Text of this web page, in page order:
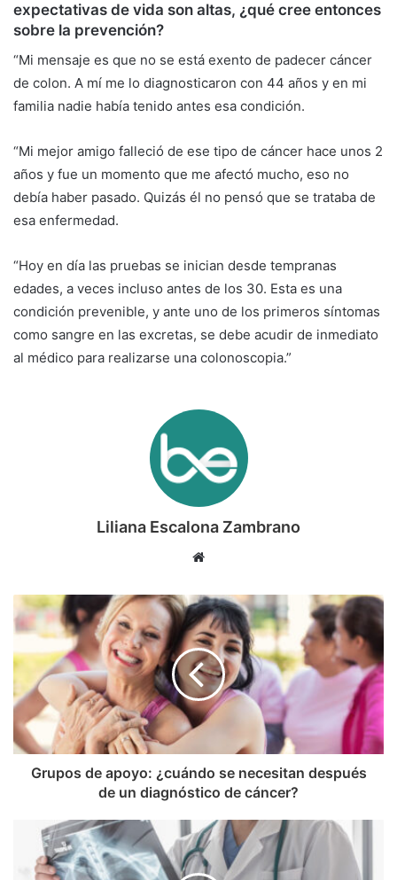
expectativas de vida son altas, ¿qué cree entonces
sobre la prevención?
“Mi mensaje es que no se está exento de padecer cáncer
de colon. A mí me lo diagnosticaron con 44 años y en mi
familia nadie había tenido antes esa condición.
“Mi mejor amigo falleció de ese tipo de cáncer hace unos 2
años y fue un momento que me afectó mucho, eso no
debía haber pasado. Quizás él no pensó que se trataba de
esa enfermedad.
“Hoy en día las pruebas se inician desde tempranas
edades, a veces incluso antes de los 30. Esta es una
condición prevenible, y ante uno de los primeros síntomas
como sangre en las excretas, se debe acudir de inmediato
al médico para realizarse una colonoscopia.”
Liliana Escalona Zambrano
Sitio
Grupos de apoyo: ¿cuándo se necesitan después
de un diagnóstico de cáncer?